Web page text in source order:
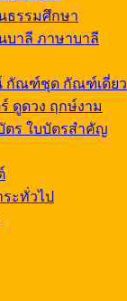
ธรรมศึกษา
บาลี ภาษาบาลี
กัณฑ์ชุด กัณฑ์เดี่ยว
ดูดวง ฤกษ์งาม
ตร ใบบัตรสำคัญ
ะทั่วไป